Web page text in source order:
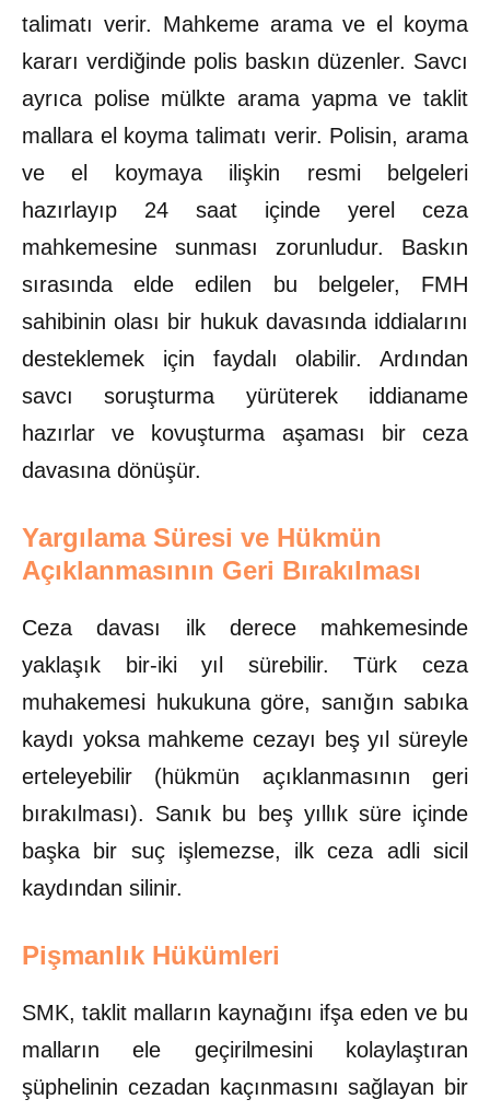
talimatı verir. Mahkeme arama ve el koyma
kararı verdiğinde polis baskın düzenler. Savcı
ayrıca polise mülkte arama yapma ve taklit
mallara el koyma talimatı verir. Polisin, arama
ve el koymaya ilişkin resmi belgeleri
hazırlayıp 24 saat içinde yerel ceza
mahkemesine sunması zorunludur. Baskın
sırasında elde edilen bu belgeler, FMH
sahibinin olası bir hukuk davasında iddialarını
desteklemek için faydalı olabilir. Ardından
savcı soruşturma yürüterek iddianame
hazırlar ve kovuşturma aşaması bir ceza
davasına dönüşür.
Yargılama Süresi ve Hükmün
Açıklanmasının Geri Bırakılması
Ceza davası ilk derece mahkemesinde
yaklaşık bir-iki yıl sürebilir. Türk ceza
muhakemesi hukukuna göre, sanığın sabıka
kaydı yoksa mahkeme cezayı beş yıl süreyle
erteleyebilir (hükmün açıklanmasının geri
bırakılması). Sanık bu beş yıllık süre içinde
başka bir suç işlemezse, ilk ceza adli sicil
kaydından silinir.
Pişmanlık Hükümleri
SMK, taklit malların kaynağını ifşa eden ve bu
malların ele geçirilmesini kolaylaştıran
şüphelinin cezadan kaçınmasını sağlayan bir